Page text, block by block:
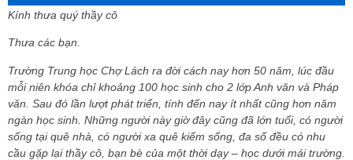
Kính thưa quý thầy cô
Thưa các bạn.
Trường Trung học Chợ Lách ra đời cách nay hơn 50 năm, lúc đầu
mỗi niên khóa chỉ khoảng 100 học sinh cho 2 lớp Anh văn và Pháp
văn. Sau đó lần lượt phát triển, tính đến nay ít nhất cũng hơn năm
ngàn học sinh. Những người này giờ đây cũng đã lớn tuổi, có người
sống tại quê nhà, có người xa quê kiếm sống, đa số đều có nhu
cầu gặp lại thầy cô, bạn bè của một thời dạy – học dưới mái trường.